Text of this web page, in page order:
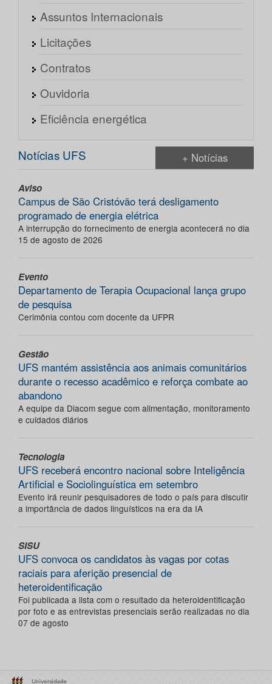
Assuntos Internacionais
Licitações
Contratos
Ouvidoria
Eficiência energética
Notícias UFS + Notícias
Aviso
Campus de São Cristóvão terá desligamento
programado de energia elétrica
A interrupção do fornecimento de energia acontecerá no dia
15 de agosto de 2026
Evento
Departamento de Terapia Ocupacional lança grupo
de pesquisa
Cerimônia contou com docente da UFPR
Gestão
UFS mantém assistência aos animais comunitários
durante o recesso acadêmico e reforça combate ao
abandono
A equipe da Diacom segue com alimentação, monitoramento
e cuidados diários
Tecnologia
UFS receberá encontro nacional sobre Inteligência
Artificial e Sociolinguística em setembro
Evento irá reunir pesquisadores de todo o país para discutir
a importância de dados linguísticos na era da IA
SISU
UFS convoca os candidatos às vagas por cotas
raciais para aferição presencial de
heteroidentificação
Foi publicada a lista com o resultado da heteroidentificação
por foto e as entrevistas presenciais serão realizadas no dia
07 de agosto